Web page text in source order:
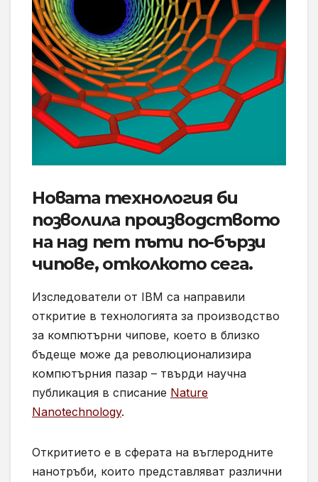
Новата технология би
позволила производството
на над пет пъти по-бързи
чипове, отколкото сега.
Изследователи от IBM са направили
откритие в технологията за производство
за компютърни чипове, което в близко
бъдеще може да революционализира
компютърния пазар – твърди научна
публикация в списание Nature
Nanotechnology.
Откритието е в сферата на въглеродните
нанотръби, които представляват различни